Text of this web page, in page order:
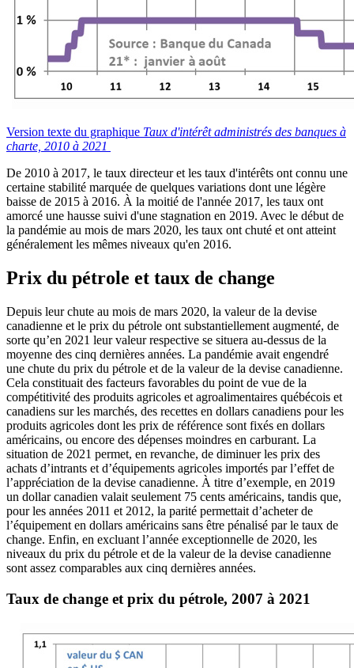
Version texte du graphique Taux d'intérêt administrés des banques à
charte, 2010 à 2021
De 2010 à 2017, le taux directeur et les taux d'intérêts ont connu une
certaine stabilité marquée de quelques variations dont une légère
baisse de 2015 à 2016. À la moitié de l'année 2017, les taux ont
amorcé une hausse suivi d'une stagnation en 2019. Avec le début de
la pandémie au mois de mars 2020, les taux ont chuté et ont atteint
généralement les mêmes niveaux qu'en 2016.
Prix du pétrole et taux de change
Depuis leur chute au mois de mars 2020, la valeur de la devise
canadienne et le prix du pétrole ont substantiellement augmenté, de
sorte qu’en 2021 leur valeur respective se situera au-dessus de la
moyenne des cinq dernières années. La pandémie avait engendré
une chute du prix du pétrole et de la valeur de la devise canadienne.
Cela constituait des facteurs favorables du point de vue de la
compétitivité des produits agricoles et agroalimentaires québécois et
canadiens sur les marchés, des recettes en dollars canadiens pour les
produits agricoles dont les prix de référence sont fixés en dollars
américains, ou encore des dépenses moindres en carburant. La
situation de 2021 permet, en revanche, de diminuer les prix des
achats d’intrants et d’équipements agricoles importés par l’effet de
l’appréciation de la devise canadienne. À titre d’exemple, en 2019
un dollar canadien valait seulement 75 cents américains, tandis que,
pour les années 2011 et 2012, la parité permettait d’acheter de
l’équipement en dollars américains sans être pénalisé par le taux de
change. Enfin, en excluant l’année exceptionnelle de 2020, les
niveaux du prix du pétrole et de la valeur de la devise canadienne
sont assez comparables aux cinq dernières années.
Taux de change et prix du pétrole, 2007 à 2021